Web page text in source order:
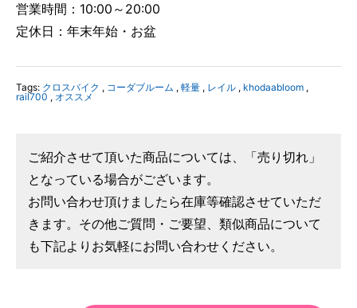
営業時間：10:00～20:00
定休日：年末年始・お盆
Tags: クロスバイク , コーダブルーム , 軽量 , レイル , khodaabloom ,
rail700 , オススメ
ご紹介させて頂いた商品については、「売り切れ」
となっている場合がございます。
お問い合わせ頂けましたら在庫等確認させていただ
きます。その他ご質問・ご要望、類似商品について
も下記よりお気軽にお問い合わせください。